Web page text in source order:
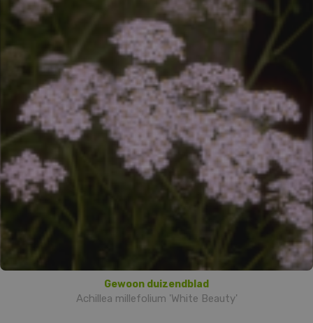
Gewoon duizendblad
Achillea millefolium 'White Beauty'